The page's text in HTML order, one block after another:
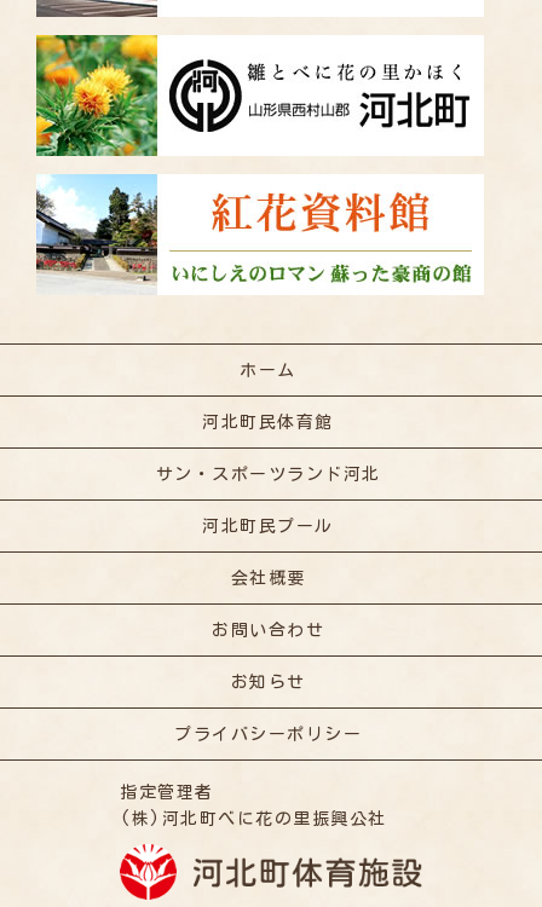
ホーム
河北町民体育館
サン・スポーツランド河北
河北町民プール
会社概要
お問い合わせ
お知らせ
プライバシーポリシー
指定管理者
(株)河北町べに花の里振興公社